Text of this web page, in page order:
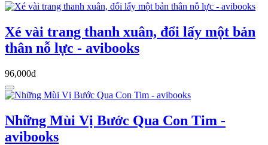
Xé vài trang thanh xuân, đổi lấy một bản
thân nỗ lực - avibooks
96,000đ
Những Mùi Vị Bước Qua Con Tim -
avibooks